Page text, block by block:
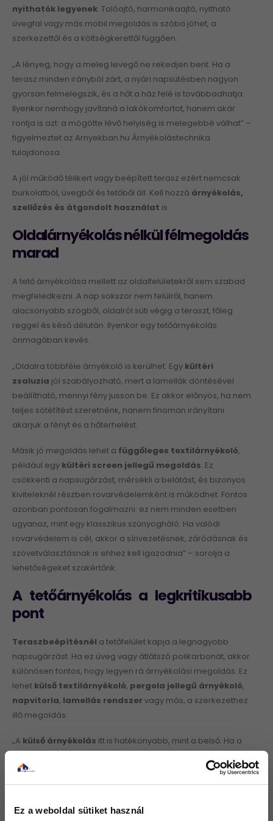
Ez a weboldal sütiket használ
nyithatók legyenek. Tolóajtó, harmonikaajtó, nyitható
üvegfal vagy más mobil megoldás is szóba jöhet, a
szerkezettől és a költségkerettől függően.
„A lényeg, hogy a meleg levegő ne rekedjen bent. Ha a
terasz minden irányból zárt, a nyári napsütésben nagyon
gyorsan felmelegszik, és a hőt a ház felé is továbbadhatja.
Ilyenkor nemhogy javítaná a lakókomfortot, hanem akár
rontja is azt: a mögötte lévő helyiség is melegebbé válhat” –
figyelmeztet az Arnyekban.hu Árnyékolástechnika
tulajdonosa.
A jól működő télikert vagy beépített terasz ezért nemcsak
burkolatból, üvegből és tetőből áll. Kell hozzá árnyékolás,
szellőzés és átgondolt használat is.
Oldalárnyékolás nélkül félmegoldás
marad
A tető árnyékolása mellett az oldalfelületekről sem szabad
megfeledkezni. A nap sokszor nem felülről, hanem
alacsonyabb szögből, oldalról süti végig a teraszt, főleg
reggel és késő délután. Ilyenkor egy tetőárnyékolás
önmagában kevés.
„Oldalra többféle árnyékoló is kerülhet. Egy kültéri
zsaluzia jól szabályozható, mert a lamellák döntésével
beállítható, mennyi fény jusson be. Ez akkor előnyös, ha nem
teljes sötétítést szeretnénk, hanem finoman irányítani
akarjuk a fényt és a hőterhelést.
Másik jó megoldás lehet a függőleges textilárnyékoló,
például egy kültéri screen jellegű megoldás. Ez
csökkenti a napsugárzást, mérsékli a belátást, és bizonyos
kiviteleknél részben rovarvédelemként is működhet. Fontos
azonban pontosan fogalmazni: ez nem minden esetben
ugyanaz, mint egy klasszikus szúnyogháló. Ha valódi
rovarvédelem is cél, akkor a sínvezetésnek, záródásnak és
szövetválasztásnak is ehhez kell igazodnia” – sorolja a
lehetőségeket szakértőnk.
A tetőárnyékolás a legkritikusabb
pont
Teraszbeépítésnél a tetőfelület kapja a legnagyobb
napsugárzást. Ha ez üveg vagy átlátszó polikarbonát, akkor
különösen fontos, hogy legyen rá árnyékolási megoldás. Ez
lehet külső textilárnyékoló, pergola jellegű árnyékoló,
napvitorla, lamellás rendszervagy más, a szerkezethez
illő megoldás.
„A külső árnyékolás itt is hatékonyabb, mint a belső. Ha a
akkor a hő nagy része bent keletkezik. Ha viszont kívül fogjuk
meg, a szerkezet és a belső tér is kevésbé melegszik fel” –